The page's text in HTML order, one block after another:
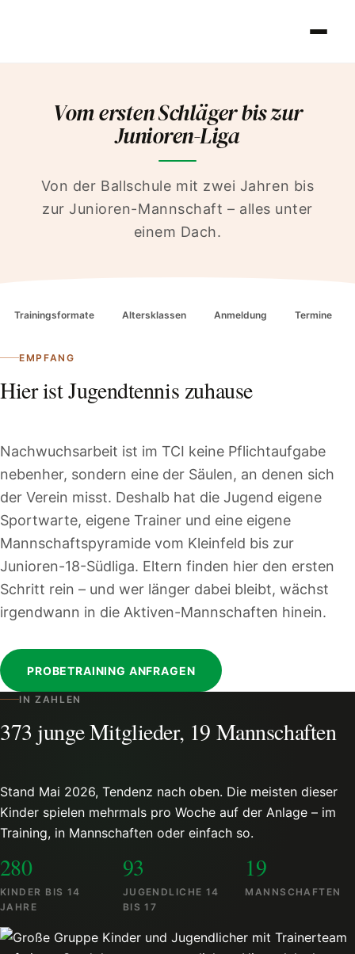
Vom ersten Schläger bis zur
Junioren-Liga
Von der Ballschule mit zwei Jahren bis
zur Junioren-Mannschaft – alles unter
einem Dach.
Trainingsformate Altersklassen Anmeldung Termine
EMPFANG
Hier ist Jugendtennis zuhause
Nachwuchsarbeit ist im TCI keine Pflichtaufgabe
nebenher, sondern eine der Säulen, an denen sich
der Verein misst. Deshalb hat die Jugend eigene
Sportwarte, eigene Trainer und eine eigene
Mannschaftspyramide vom Kleinfeld bis zur
Junioren-18-Südliga. Eltern finden hier den ersten
Schritt rein – und wer länger dabei bleibt, wächst
irgendwann in die Aktiven-Mannschaften hinein.
PROBETRAINING ANFRAGEN
IN ZAHLEN
373 junge Mitglieder, 19 Mannschaften
Stand Mai 2026, Tendenz nach oben. Die meisten dieser
Kinder spielen mehrmals pro Woche auf der Anlage – im
Training, in Mannschaften oder einfach so.
280
KINDER BIS 14
JAHRE
93
JUGENDLICHE 14
BIS 17
19
MANNSCHAFTEN